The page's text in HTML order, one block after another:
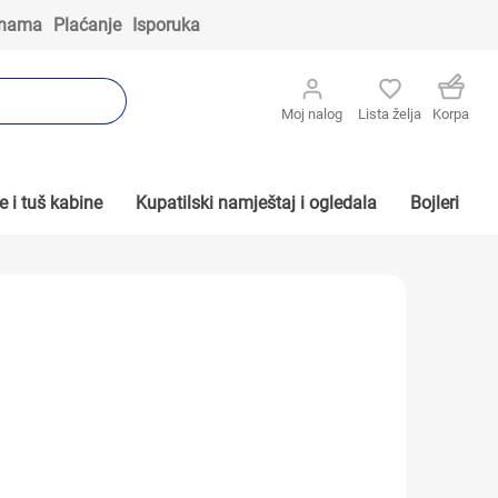
Plaćanje Isporuka
Moj nalog Lista želja Korpa
i tuš kabine Kupatilski namještaj i ogledala Bojleri